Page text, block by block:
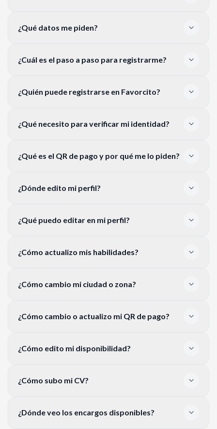
¿Qué datos me piden?
¿Cuál es el paso a paso para registrarme?
¿Quién puede registrarse en Favorcito?
¿Qué necesito para verificar mi identidad?
¿Qué es el QR de pago y por qué me lo piden?
¿Dónde edito mi perfil?
¿Qué puedo editar en mi perfil?
¿Cómo actualizo mis habilidades?
¿Cómo cambio mi ciudad o zona?
¿Cómo cambio o actualizo mi QR de pago?
¿Cómo edito mi disponibilidad?
¿Cómo subo mi CV?
¿Dónde veo los encargos disponibles?